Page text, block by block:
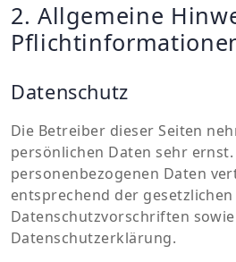
2. Allgemeine
Datenschutz
Die Betreiber dieser Seiten
persönlichen Daten sehr
personenbezogenen Daten
entsprechend der gesetzlichen
Datenschutzvorschriften
Datenschutzerklärung.